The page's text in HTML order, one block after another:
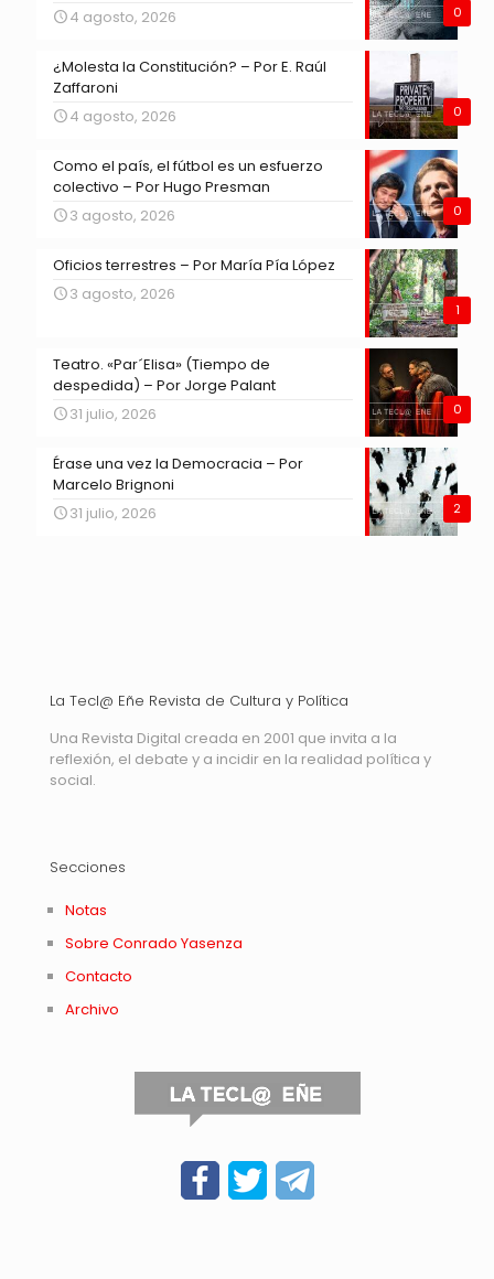
0
4 agosto, 2026
0
¿Molesta la Constitución? – Por E. Raúl
Zaffaroni
4 agosto, 2026
0
Como el país, el fútbol es un esfuerzo
colectivo – Por Hugo Presman
3 agosto, 2026
1
Oficios terrestres – Por María Pía López
3 agosto, 2026
0
Teatro. «Par´Elisa» (Tiempo de
despedida) – Por Jorge Palant
31 julio, 2026
2
Érase una vez la Democracia – Por
Marcelo Brignoni
31 julio, 2026
La Tecl@ Eñe Revista de Cultura y Política
Una Revista Digital creada en 2001 que invita a la
reflexión, el debate y a incidir en la realidad política y
social.
Secciones
Notas
Sobre Conrado Yasenza
Contacto
Archivo